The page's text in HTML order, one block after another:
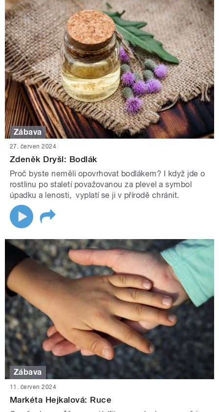
Zábava
27. červen 2024
Zdeněk Dryšl: Bodlák
Proč byste neměli opovrhovat bodlákem? I když jde o
rostlinu po staletí považovanou za plevel a symbol
úpadku a lenosti, vyplatí se ji v přírodě chránit.
Zábava
11. červen 2024
Markéta Hejkalová: Ruce